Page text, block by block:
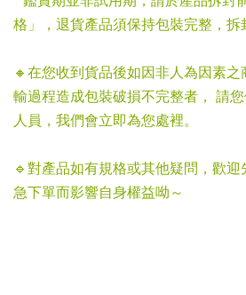
格」，退貨產品須保持包裝完整，拆
🔸在您收到貨品後如因非人為因素
輸過程造成包裝破損不完整者， 請
人員，我們會立即為您處裡。
🔹對產品如有規格或其他疑問，歡
急下單而影響自身權益呦～